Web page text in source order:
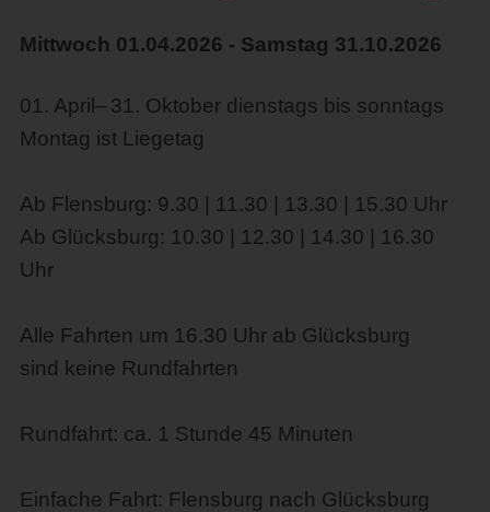
Mittwoch 01.04.2026 - Samstag 31.10.2026
01. April– 31. Oktober dienstags bis sonntags
Montag ist Liegetag
Ab Flensburg: 9.30 | 11.30 | 13.30 | 15.30 Uhr
Ab Glücksburg: 10.30 | 12.30 | 14.30 | 16.30
Uhr
Alle Fahrten um 16.30 Uhr ab Glücksburg
sind keine Rundfahrten
Rundfahrt: ca. 1 Stunde 45 Minuten
Einfache Fahrt: Flensburg nach Glücksburg